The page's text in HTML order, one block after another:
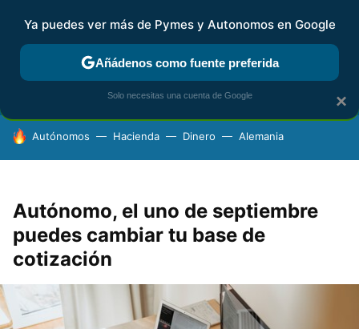
FISCALIDAD Y CONTABILIDAD KIT DIGITAL RENTA
HOY SE HABLA DE
Autónomos Hacienda Dinero Alemania
Autónomo, el uno de septiembre
puedes cambiar tu base de
cotización
×
Ya puedes ver más de Pymes y Autonomos en Google
Añádenos como fuente preferida
Solo necesitas una cuenta de Google